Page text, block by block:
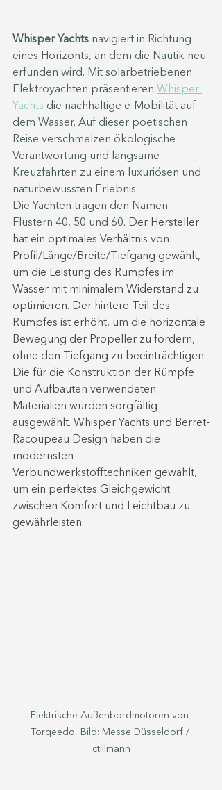
Whisper Yachts navigiert in Richtung
eines Horizonts, an dem die Nautik neu
erfunden wird. Mit solarbetriebenen
Elektroyachten präsentieren Whisper
Yachts die nachhaltige e-Mobilität auf
dem Wasser. Auf dieser poetischen
Reise verschmelzen ökologische
Verantwortung und langsame
Kreuzfahrten zu einem luxuriösen und
naturbewussten Erlebnis.
Die Yachten tragen den Namen
Flüstern 40, 50 und 60. Der Hersteller
hat ein optimales Verhältnis von
Profil/Länge/Breite/Tiefgang gewählt,
um die Leistung des Rumpfes im
Wasser mit minimalem Widerstand zu
optimieren. Der hintere Teil des
Rumpfes ist erhöht, um die horizontale
Bewegung der Propeller zu fördern,
ohne den Tiefgang zu beeinträchtigen.
Die für die Konstruktion der Rümpfe
und Aufbauten verwendeten
Materialien wurden sorgfältig
ausgewählt. Whisper Yachts und Berret-
Racoupeau Design haben die
modernsten
Verbundwerkstofftechniken gewählt,
um ein perfektes Gleichgewicht
zwischen Komfort und Leichtbau zu
gewährleisten.
Elektrische Außenbordmotoren von
Torqeedo, Bild: Messe Düsseldorf /
ctillmann